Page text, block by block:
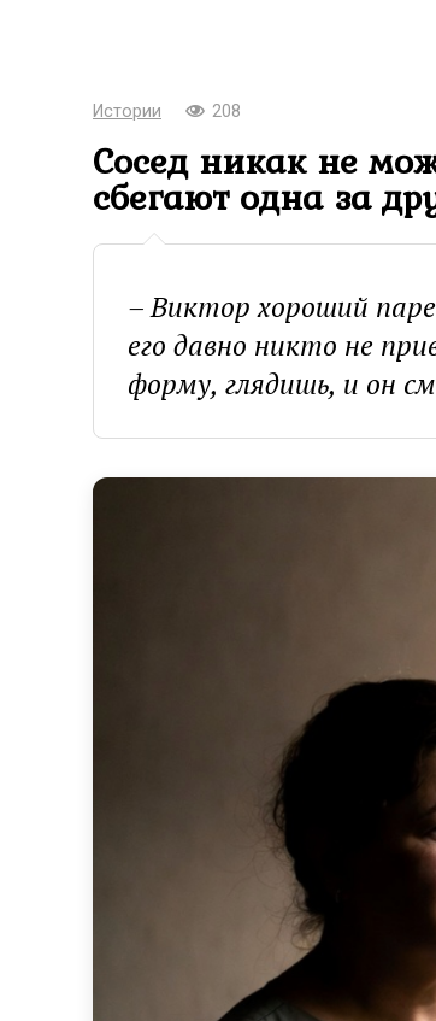
Истории 208
Сосед никак не
сбегают одна за
– Виктор хороший
его давно никто не
форму, глядишь, и он